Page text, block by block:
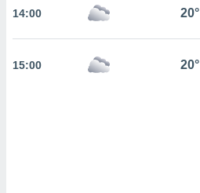
análisis
perfil
14:00 20°
15:00 20°